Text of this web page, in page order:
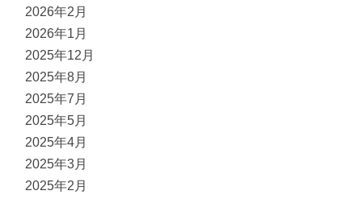
2026年2月
2026年1月
2025年12月
2025年8月
2025年7月
2025年5月
2025年4月
2025年3月
2025年2月